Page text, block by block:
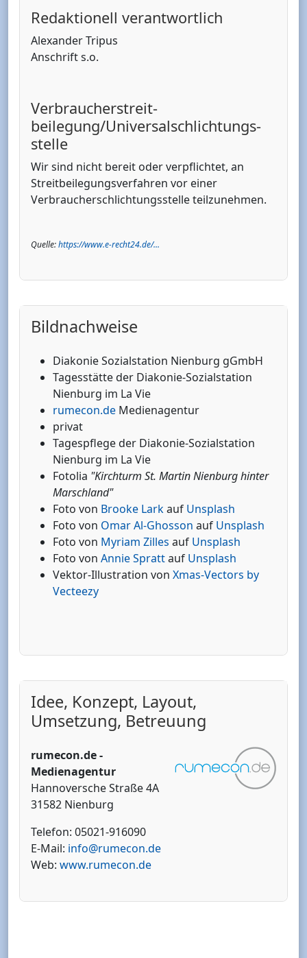
Redaktionell verantwortlich
Alexander Tripus
Anschrift s.o.
Verbraucher­streit­
beilegung/Universal­schlichtungs­
stelle
Wir sind nicht bereit oder verpflichtet, an
Streitbeilegungsverfahren vor einer
Verbraucherschlichtungsstelle teilzunehmen.
Quelle:https://www.e-recht24.de/...
Bildnachweise
Diakonie Sozialstation Nienburg gGmbH
Tagesstätte der Diakonie-Sozialstation
Nienburg im La Vie
rumecon.de Medienagentur
privat
Tagespflege der Diakonie-Sozialstation
Nienburg im La Vie
Fotolia "Kirchturm St. Martin Nienburg hinter
Marschland"
Foto von Brooke Larkauf Unsplash
Foto von Omar Al-Ghosson auf Unsplash
Foto von Myriam Zilles auf Unsplash
Foto von Annie Sprattauf Unsplash
Vektor-Illustration von Xmas-Vectors by
Vecteezy
Idee, Konzept, Layout,
Umsetzung, Betreuung
rumecon.de -
Medienagentur
Hannoversche Straße 4A
31582 Nienburg
Telefon: 05021-916090
E-Mail: info@rumecon.de
Web: www.rumecon.de